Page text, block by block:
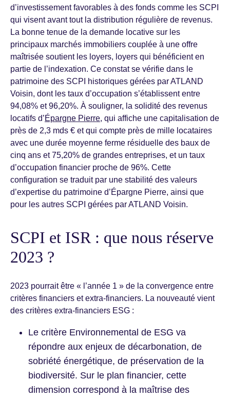
d’investissement favorables à des fonds comme les SCPI
qui visent avant tout la distribution régulière de revenus.
La bonne tenue de la demande locative sur les
principaux marchés immobiliers couplée à une offre
maîtrisée soutient les loyers, loyers qui bénéficient en
partie de l’indexation. Ce constat se vérifie dans le
patrimoine des SCPI historiques gérées par ATLAND
Voisin, dont les taux d’occupation s’établissent entre
94,08% et 96,20%. À souligner, la solidité des revenus
locatifs d’Épargne Pierre, qui affiche une capitalisation de
près de 2,3 mds € et qui compte près de mille locataires
avec une durée moyenne ferme résiduelle des baux de
cinq ans et 75,20% de grandes entreprises, et un taux
d’occupation financier proche de 96%. Cette
configuration se traduit par une stabilité des valeurs
d’expertise du patrimoine d’Épargne Pierre, ainsi que
pour les autres SCPI gérées par ATLAND Voisin.
SCPI et ISR : que nous réserve
2023 ?
2023 pourrait être « l’année 1 » de la convergence entre
critères financiers et extra-financiers. La nouveauté vient
des critères extra-financiers ESG :
Le critère Environnemental de ESG va
répondre aux enjeux de décarbonation, de
sobriété énergétique, de préservation de la
biodiversité. Sur le plan financier, cette
dimension correspond à la maîtrise des